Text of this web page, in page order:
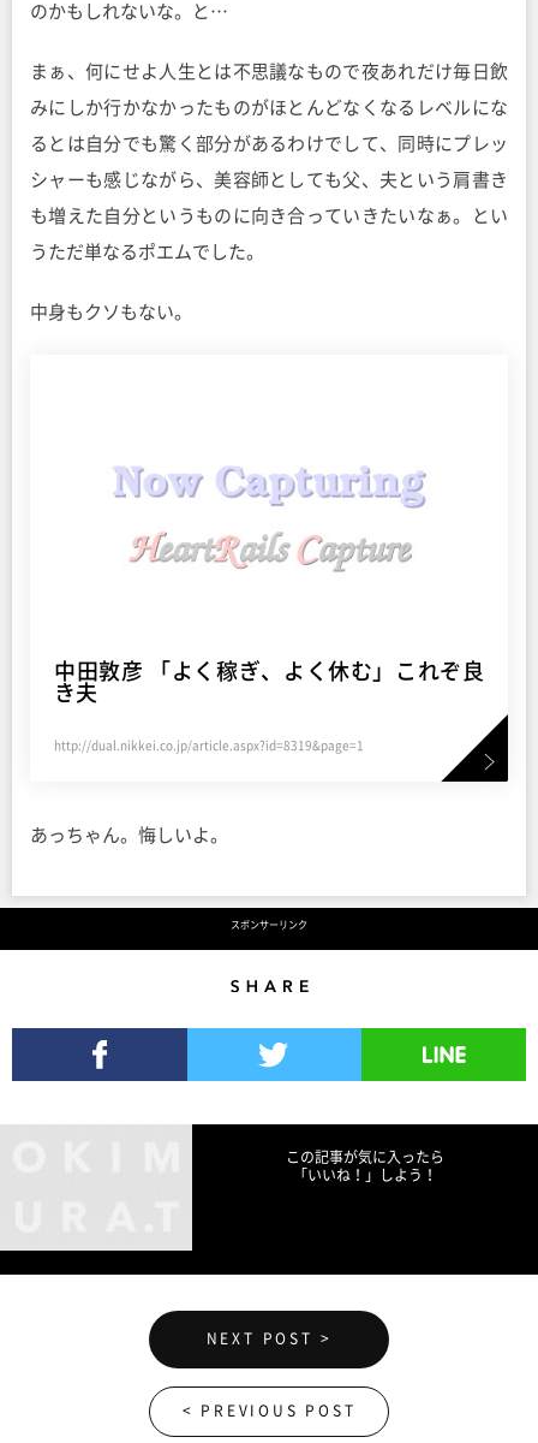
のかもしれないな。と…
まぁ、何にせよ人生とは不思議なもので夜あれだけ毎日飲
みにしか行かなかったものがほとんどなくなるレベルにな
るとは自分でも驚く部分があるわけでして、同時にプレッ
シャーも感じながら、美容師としても父、夫という肩書き
も増えた自分というものに向き合っていきたいなぁ。とい
うただ単なるポエムでした。
中身もクソもない。
中田敦彦 「よく稼ぎ、よく休む」これぞ良
き夫
http://dual.nikkei.co.jp/article.aspx?id=8319&page=1
あっちゃん。悔しいよ。
スポンサーリンク
この記事が気に入ったら
「いいね！」しよう！
NEXT POST >
< PREVIOUS POST